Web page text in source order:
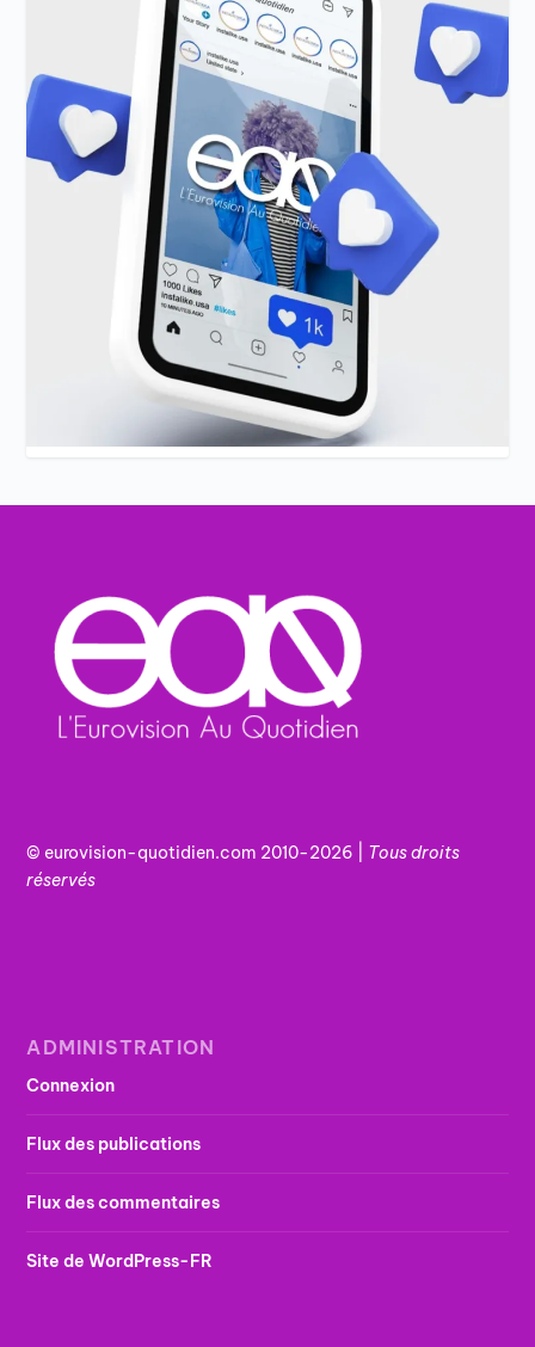
© eurovision-quotidien.com 2010-2026 | Tousdroits
réservés
ADMINISTRATION
Connexion
Flux des publications
Flux des commentaires
Site de WordPress-FR